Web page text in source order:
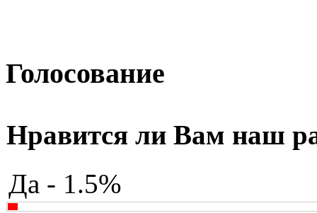
Голосование
Нравится ли Вам наш
Да - 1.5%